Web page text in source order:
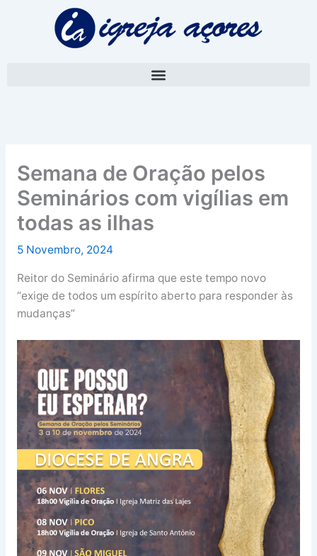
Semana de Oração pelos
Seminários com vigílias em
todas as ilhas
5 Novembro, 2024
Reitor do Seminário afirma que este tempo novo
“exige de todos um espírito aberto para responder às
mudanças”